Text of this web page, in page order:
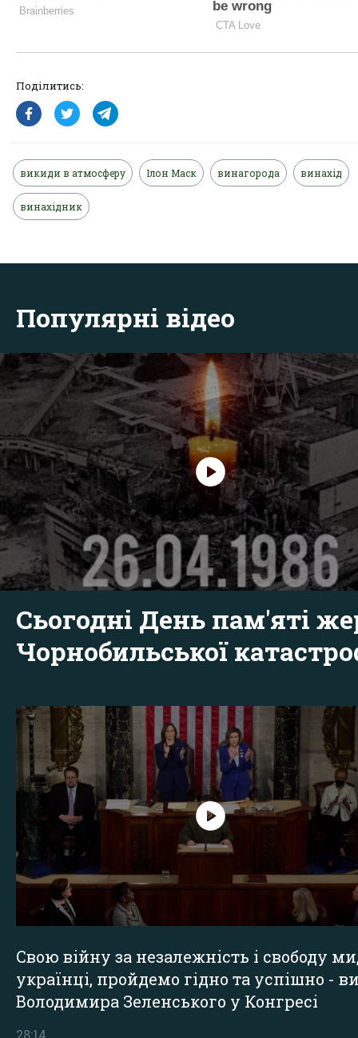
Поділитись:
викиди в атмосферу Ілон Маск винагорода винахід
винахідник
Популярні відео
Сьогодні День пам'яті
Чорнобильської
Свою війну за незалежність і свободу
українці, пройдемо гідно та успішно -
Володимира Зеленського у Конгресі
28:14